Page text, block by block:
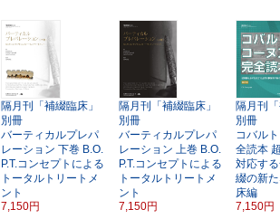
隔月刊「補綴臨床」
別冊
バーティカルプレパ
レーション 下巻 B.O.
P.T.コンセプトによる
トータルトリートメ
ント
7,150円
隔月刊「補綴臨床」
別冊
バーティカルプレパ
レーション
上巻 B.O.
P.T.コンセプトによる
トータルトリートメ
ント
7,150円
隔月刊
別冊
コバル
全読本
対応す
綴の新
床編
7,150円